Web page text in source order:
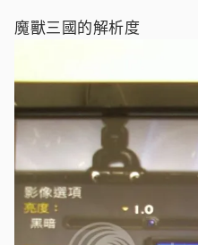
魔獸三國的解析度